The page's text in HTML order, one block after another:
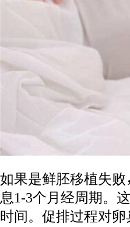
如果是鲜胚移植失
息1-3个月经周期。
时间。促排过程对